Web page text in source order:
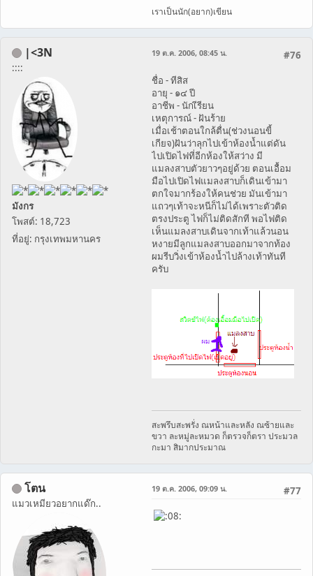
เราเป็นนัก(อยาก)เขียน
|<3N
::::
มังกร
โพสต์: 18,723
ที่อยู่: กรุงเทพมหานคร
#76
19 ต.ค. 2006, 08:45 น.
ชื่อ - ทีสิส
อายุ - ๑๔ ปี
อาชีพ - นักเีรียน
เหตุการณ์ - ฝันร้าย
ีเมื่อเช้าตอนใกล้ตื่น(ช่วงนอนขี้
เกียจ)ฝันว่าลุกไปเข้าห้องน้ำแต่ดัน
ไปเปิดไฟที่อีกห้องให้สว่าง มี
แมลงสาบตัวยาวๆอยู่ด้วย ตอนเอื้อม
มือไปเปิดไฟแมลงสาบก็เดินเข้ามา
ตกใจมากร้องให้คนช่วย มันเข้ามา
แถวๆเท้าจะหนีก็ไม่ได้เพราะตัวติด
ตรงประตู ไฟก็ไม่ติดสักที พอไฟติด
เห็นแมลงสาบเดินจากเท้าแล้วนอน
หงายมีลูกแมลงสาบออกมาจากท้อง
ผมรีบวิ่งเข้าห้องน้ำไปล้างเท้าทันที
ครับ
สะพรึบสะพรั่ง ณหน้าและหลัง ณซ้ายและ
ขวา ละหมู่ละหมวด ก็ตรวจก็ตรา ประมวล
กะมา สิมากประมาณ
โตน
แมวเหมียวอยากแด๊ก..
#77
19 ต.ค. 2006, 09:09 น.